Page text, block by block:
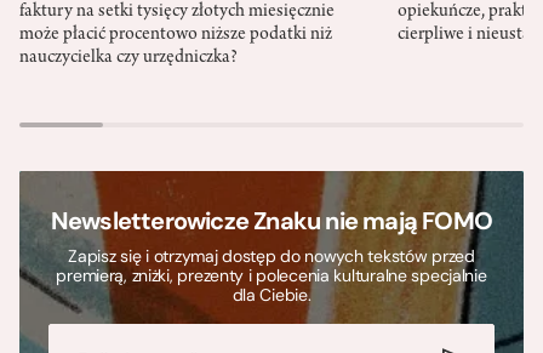
faktury na setki tysięcy złotych miesięcznie
może płacić procentowo niższe podatki niż
nauczycielka czy urzędniczka?
opiekuńcze,
cierpliwe i
Newsletterowicze Znaku nie mają FOMO
Zapisz się i otrzymaj dostęp do nowych tekstów przed
premierą, zniżki, prezenty i polecenia kulturalne specjalnie
dla Ciebie.